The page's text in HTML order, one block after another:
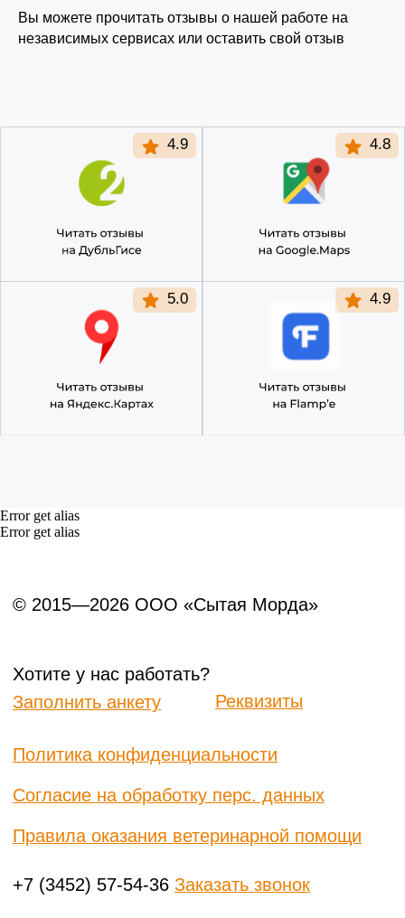
Вы можете прочитать отзывы о нашей работе на
независимых сервисах или оставить свой отзыв
Error get alias
Error get alias